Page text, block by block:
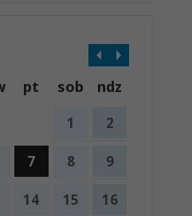
pt sob ndz
1 2
7 8 9
14 15 16